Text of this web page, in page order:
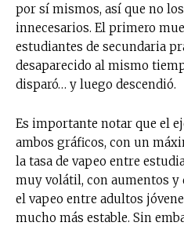
por sí mismos, así que no
innecesarios. El primero
estudiantes de secundaria
desaparecido al mismo
disparó… y luego descendió.
Es importante notar que el
ambos gráficos, con un
la tasa de vapeo entre
muy volátil, con aumentos y
el vapeo entre adultos
mucho más estable. Sin